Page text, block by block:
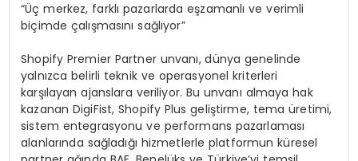
“Üç merkez, farklı pazarlarda eşzamanlı ve verimli
biçimde çalışmasını sağlıyor”
Shopify Premier Partner unvanı, dünya genelinde
yalnızca belirli teknik ve operasyonel kriterleri
karşılayan ajanslara veriliyor. Bu unvanı almaya hak
kazanan DigiFist, Shopify Plus geliştirme, tema üretimi,
sistem entegrasyonu ve performans pazarlaması
alanlarında sağladığı hizmetlerle platformun küresel